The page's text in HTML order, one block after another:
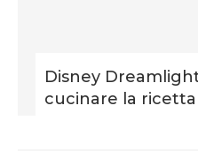
Disney
cucinare la